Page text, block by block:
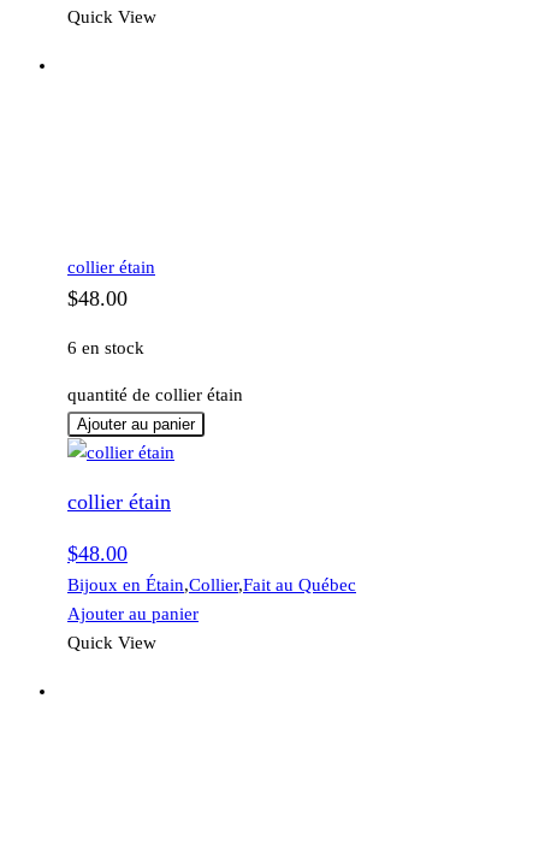
Quick View
collier étain
$48.00
6 en stock
quantité de collier étain
Ajouter au panier
collier étain
$48.00
Bijoux en Étain,Collier,Fait au Québec
Ajouter au panier
Quick View